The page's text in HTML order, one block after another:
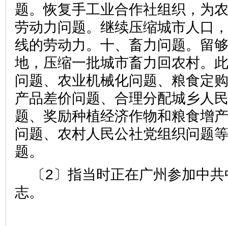
题。恢复手工业合作社组织，为
劳动力问题。继续压缩城市人口
线的劳动力。十、畜力问题。留
地，压缩一批城市畜力回农村。
问题、农业机械化问题、粮食定
产品差价问题、合理分配城乡人
题、奖励种植经济作物和粮食增
问题、农村人民公社党组织问题
题。
〔2〕指当时正在广州参加中
志。